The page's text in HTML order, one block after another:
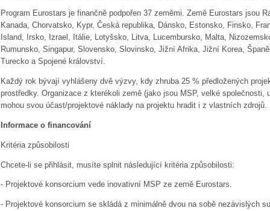
Program Eurostars je finančně podpořen 37 zeměmi. Země Eurostars jsou
Kanada, Chorvatsko, Kypr, Česká republika, Dánsko, Estonsko, Finsko,
Island, Irsko, Izrael, Itálie, Lotyšsko, Litva, Lucembursko, Malta,
Rumunsko, Singapur, Slovensko, Slovinsko, Jižní Afrika, Jižní Korea,
Turecko a Spojené království.
Každý rok bývají vyhlášeny dvě výzvy, kdy zhruba 25 % předložených
prostředky. Organizace z kterékoli země (jako jsou MSP, velké společnosti,
mohou svou účast/projektové náklady na projektu hradit i z vlastních zdrojů.
Informace o financování
Kritéria způsobilosti
Chcete-li se přihlásit, musíte splnit následující kritéria způsobilosti:
- Projektové konsorcium vede inovativní MSP ze země Eurostars.
- Projektové konsorcium se skládá z minimálně dvou na sobě nezávislých